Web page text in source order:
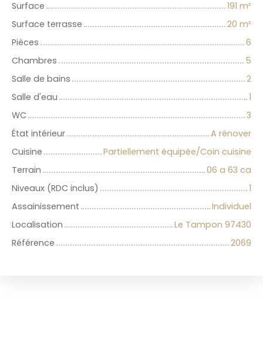
Surface 191 m²
Surface terrasse
20 m²
Pièces
6
Chambres
5
Salle de bains
2
Salle d'eau
1
WC
3
État intérieur
A rénover
Cuisine
Partiellement équipée/Coin cuisine
Terrain
06 a 63 ca
Niveaux (RDC inclus)
1
Assainissement
Individuel
Localisation
Le Tampon 97430
Référence
2069